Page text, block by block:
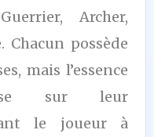
Archer,
Chacun possède
mais l’essence
sur leur
le joueur à